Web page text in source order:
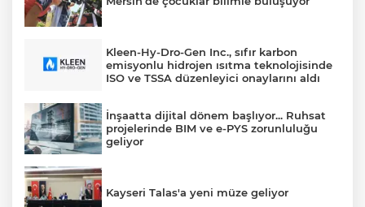
Kleen-Hy-Dro-Gen Inc., sıfır karbon
emisyonlu hidrojen ısıtma teknolojisinde
ISO ve TSSA düzenleyici onaylarını aldı
İnşaatta dijital dönem başlıyor... Ruhsat
projelerinde BIM ve e-PYS zorunluluğu
geliyor
Kayseri Talas'a yeni müze geliyor